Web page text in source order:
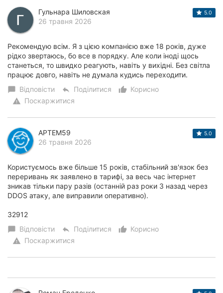
Гульнара Шиловская
26 травня 2026
5.0
Рекомендую всім. Я з цією компанією вже 18 років, дуже
рідко звертаюсь, бо все в порядку. Але коли іноді щось
станеться, то швидко реагують, навіть у вихідні. Без світла
працює довго, навіть не думала кудись переходити.
chat_bubble Відповісти reply Поділитися thumb_up_alt
Корисно
warning Поскаржитися
APTEM59
26 травня 2026
5.0
Користуємось вже більше 15 років, стабільний зв'язок без
переривань як заявлено в тарифі, за весь час інтернет
зникав тільки пару разів (останній раз роки 3 назад через
DDOS атаку, але виправили оперативно).
32912
chat_bubble Відповісти reply Поділитися thumb_up_alt
Корисно
warning Поскаржитися